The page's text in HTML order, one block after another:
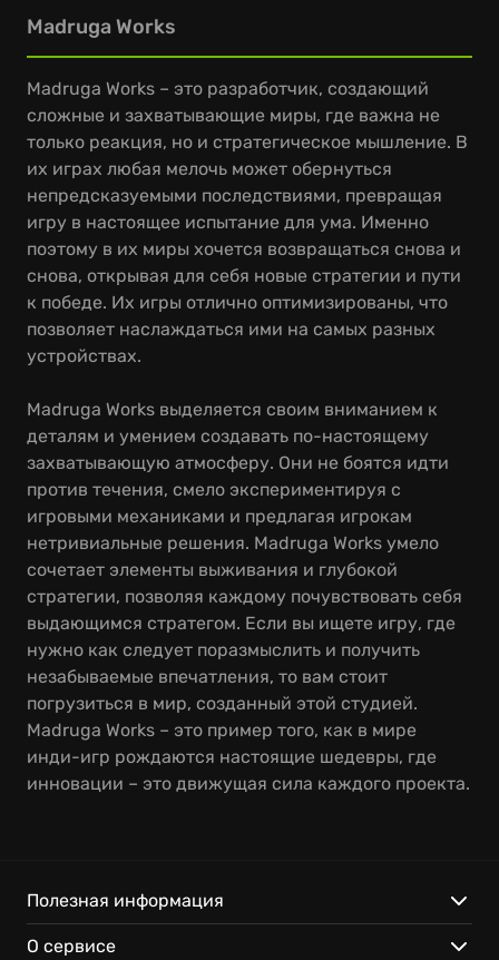
Madruga Works
Madruga Works – это разработчик, создающий
сложные и захватывающие миры, где важна не
только реакция, но и стратегическое мышление. В
их играх любая мелочь может обернуться
непредсказуемыми последствиями, превращая
игру в настоящее испытание для ума. Именно
поэтому в их миры хочется возвращаться снова и
снова, открывая для себя новые стратегии и пути
к победе. Их игры отлично оптимизированы, что
позволяет наслаждаться ими на самых разных
устройствах.
Madruga Works выделяется своим вниманием к
деталям и умением создавать по-настоящему
захватывающую атмосферу. Они не боятся идти
против течения, смело экспериментируя с
игровыми механиками и предлагая игрокам
нетривиальные решения. Madruga Works умело
сочетает элементы выживания и глубокой
стратегии, позволяя каждому почувствовать себя
выдающимся стратегом. Если вы ищете игру, где
нужно как следует поразмыслить и получить
незабываемые впечатления, то вам стоит
погрузиться в мир, созданный этой студией.
Madruga Works – это пример того, как в мире
инди-игр рождаются настоящие шедевры, где
инновации – это движущая сила каждого проекта.
Полезная информация
О сервисе